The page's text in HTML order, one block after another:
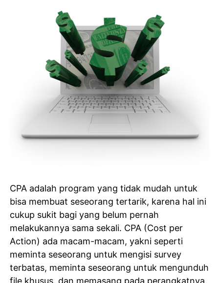
CPA adalah program yang tidak mudah untuk
bisa membuat seseorang tertarik, karena hal ini
cukup sukit bagi yang belum pernah
melakukannya sama sekali. CPA (Cost per
Action) ada macam-macam, yakni seperti
meminta seseorang untuk mengisi survey
terbatas, meminta seseorang untuk mengunduh
file khusus, dan memasang pada perangkatnya,